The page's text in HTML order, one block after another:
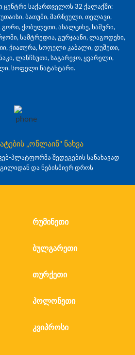
საქართველოს 32 ქალაქში:
ბათუმი, მარნეული, თელავი,
ქობულეთი, ახალციხე, ხაშური,
სამტრედია, გურჯაანი, ლაგოდეხი,
ჭიათურა, სოფელი კაბალი, დუშეთი,
ლანჩხუთი, საგარეჯო, ყვარელი,
სოფელი ნატახტარი.
„ონლაინ" ნახვა
პლატფორმა შედეგების სანახავად
და ნებისმიერ დროს
რუმინეთი
ბულგარეთი
თურქეთი
პოლონეთი
კვიპროსი